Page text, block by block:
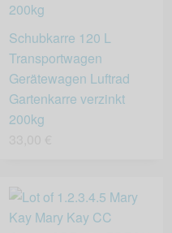
Schubkarre 120 L
Transportwagen
Gerätewagen Luftrad
Gartenkarre verzinkt
200kg